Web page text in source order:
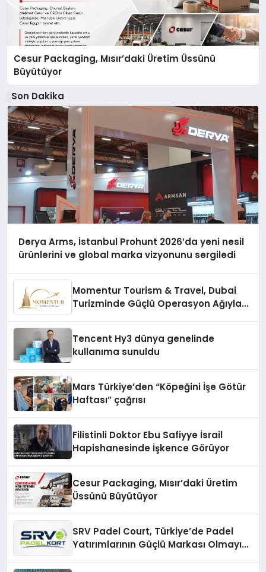
Cesur Packaging, Mısır’daki Üretim Üssünü
Büyütüyor
Son Dakika
Derya Arms, İstanbul Prohunt 2026’da yeni nesil
ürünlerini ve global marka vizyonunu sergiledi
Momentur Tourism & Travel, Dubai
Turizminde Güçlü Operasyon Ağıyla
Tencent Hy3 dünya genelinde
kullanıma sunuldu
Mars Türkiye’den “Köpeğini İşe Götür
Haftası” çağrısı
Filistinli Doktor Ebu Safiyye İsrail
Hapishanesinde İşkence Görüyor
Cesur Packaging, Mısır’daki Üretim
Üssünü Büyütüyor
SRV Padel Court, Türkiye’de Padel
Yatırımlarının Güçlü Markası Olmayı